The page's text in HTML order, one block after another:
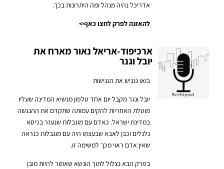
אדריכל נהיה מנהל ומה היתרונות בכך.
להאזנה לפרק לחצו כאן>>
ארכיפוד-אריאל נאור מארח את
יובל וגנר
בואו ננגיש את הנגישות
יובל ונגר מקבל יום אחד טלפון מנשיא המדינה שעליו
מוטלת האחריות להקים עמותה שתקדם את ההנגשה
במדינת ישראל. כאדם עם מוגבלות שנעזר בכיסא
גלגלים וכבן לאבא שבעצמו היה עם מוגבלות כנראה
שאין אדם ראוי מכך למשימה זו.
בפרק הבא נצלול לתוך הונשא שאמור להיות מובן